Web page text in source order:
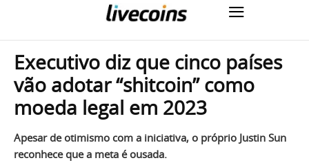
Executivo diz que cinco países
vão adotar “shitcoin” como
moeda legal em 2023
Apesar de otimismo com a iniciativa, o próprio Justin Sun
reconhece que a meta é ousada.